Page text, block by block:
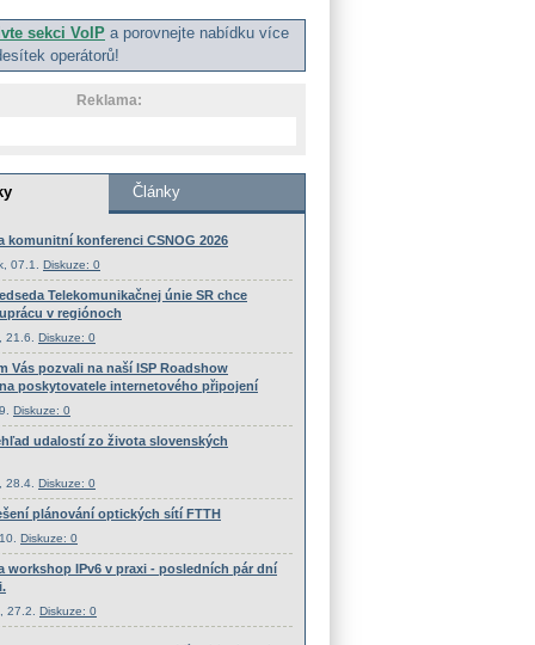
sekci VoIP a porovnejte nabídku více
operátorů!
Reklama: